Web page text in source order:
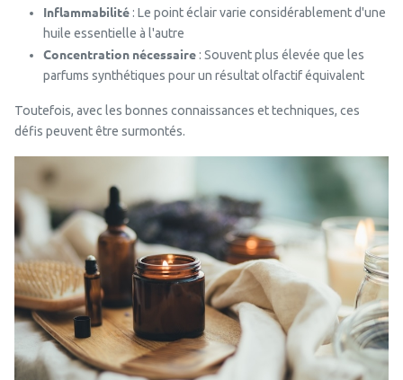
Inflammabilité : Le point éclair varie considérablement d'une
huile essentielle à l'autre
Concentration nécessaire : Souvent plus élevée que les
parfums synthétiques pour un résultat olfactif équivalent
Toutefois, avec les bonnes connaissances et techniques, ces
défis peuvent être surmontés.